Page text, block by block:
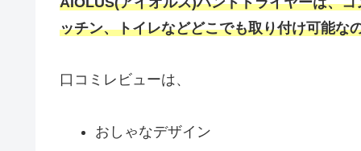
ッチン、トイレなどどこでも取り付け可能な
口コミレビューは、
おしゃなデザイン